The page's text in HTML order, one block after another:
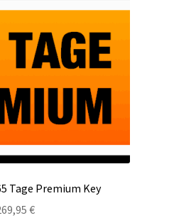
Tage Premium Key
€